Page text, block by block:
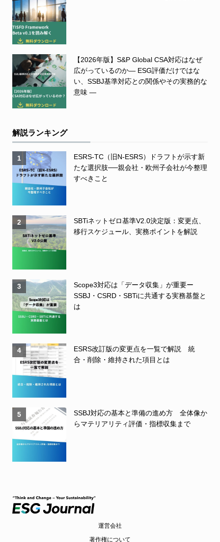
【2026年版】S&P Global CSA対応はなぜ
広がっているのか― ESG評価だけではな
い、SSBJ基準対応との関係やその実務的な
意味 ―
解説ランキング
1
ESRS-TC（旧N-ESRS）ドラフトが示す新
たな選択肢──親会社・欧州子会社が今整理
すべきこと
2
SBTiネットゼロ基準V2.0決定版：変更点、
移行スケジュール、実務ポイントを解説
3
Scope3対応は「データ収集」が重要ー
SSBJ・CSRD・SBTiに共通する実務基盤と
は
4
ESRS改訂版の変更点を一覧で解説 統
合・削除・維持された項目とは
5
SSBJ対応の基本と準備の進め方 全体像か
らマテリアリティ評価・指標収集まで
運営会社
著作権について